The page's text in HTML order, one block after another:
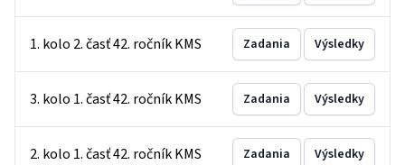
1. kolo 2. časť 42. ročník KMS Zadania Výsledky
3. kolo 1. časť 42. ročník KMS Zadania Výsledky
2. kolo 1. časť 42. ročník KMS Zadania Výsledky